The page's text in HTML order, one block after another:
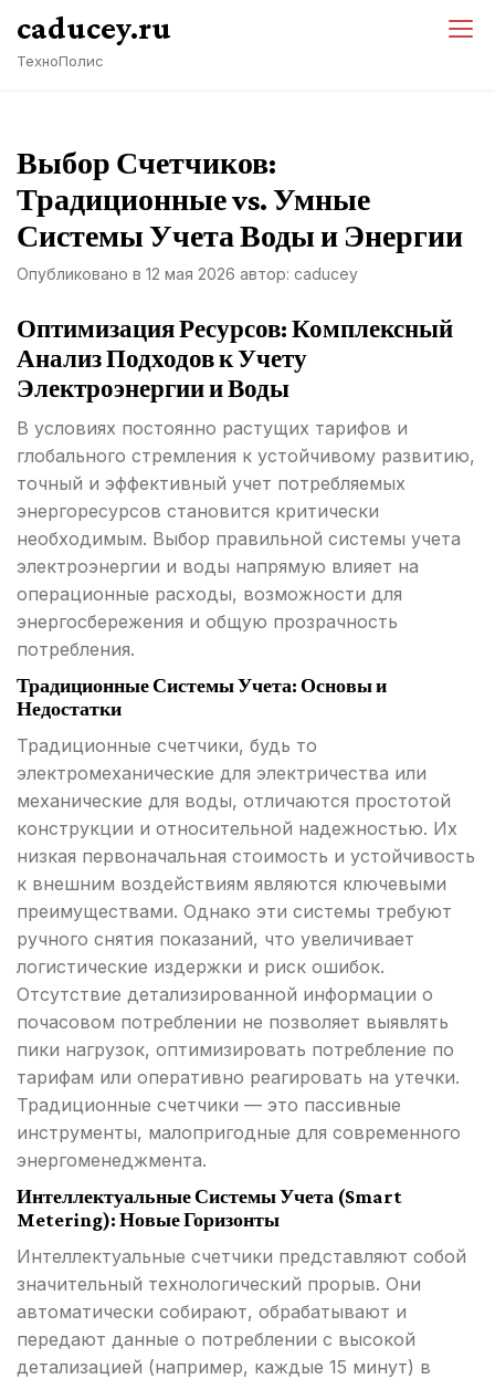
Перейти
содержимому
caducey.ru
ТехноПолис
Выбор Счетчиков:
Традиционные vs. Умные
Системы Учета Воды и Энергии
Опубликовано в 12 мая 2026 автор: caducey
Оптимизация Ресурсов: Комплексный
Анализ Подходов к Учету
Электроэнергии и Воды
В условиях постоянно растущих тарифов и
глобального стремления к устойчивому развитию,
точный и эффективный учет потребляемых
энергоресурсов становится критически
необходимым. Выбор правильной системы учета
электроэнергии и воды напрямую влияет на
операционные расходы, возможности для
энергосбережения и общую прозрачность
потребления.
Традиционные Системы Учета: Основы и
Недостатки
Традиционные счетчики, будь то
электромеханические для электричества или
механические для воды, отличаются простотой
конструкции и относительной надежностью. Их
низкая первоначальная стоимость и устойчивость
к внешним воздействиям являются ключевыми
преимуществами. Однако эти системы требуют
ручного снятия показаний, что увеличивает
логистические издержки и риск ошибок.
Отсутствие детализированной информации о
почасовом потреблении не позволяет выявлять
пики нагрузок, оптимизировать потребление по
тарифам или оперативно реагировать на утечки.
Традиционные счетчики — это пассивные
инструменты, малопригодные для современного
энергоменеджмента.
Интеллектуальные Системы Учета (Smart
Metering): Новые Горизонты
Интеллектуальные счетчики представляют собой
значительный технологический прорыв. Они
автоматически собирают, обрабатывают и
передают данные о потреблении с высокой
детализацией (например, каждые 15 минут) в